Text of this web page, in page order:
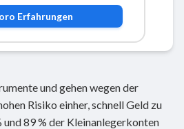
Erfahrungen
und gehen wegen der
Risiko einher, schnell Geld zu
und 89 % der Kleinanlegerkonten